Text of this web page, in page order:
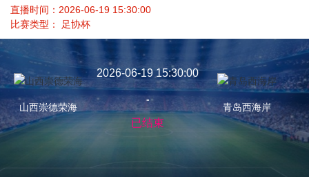
直播时间：2026-06-19 15:30:00
比赛类型： 足协杯
山西崇德荣海
2026-06-19 15:30:00
-
已结束
青岛西海岸